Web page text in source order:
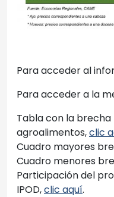
Para acceder al
Para acceder a la
Tabla con la brecha
agroalimentos,clic
Cuadro mayores
Cuadro menores
Participación del
IPOD,clic aquí.